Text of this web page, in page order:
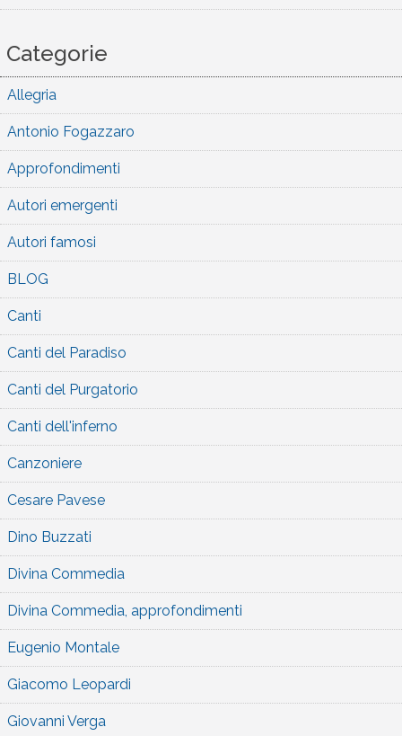
Categorie
Allegria
Antonio Fogazzaro
Approfondimenti
Autori emergenti
Autori famosi
BLOG
Canti
Canti del Paradiso
Canti del Purgatorio
Canti dell'inferno
Canzoniere
Cesare Pavese
Dino Buzzati
Divina Commedia
Divina Commedia, approfondimenti
Eugenio Montale
Giacomo Leopardi
Giovanni Verga